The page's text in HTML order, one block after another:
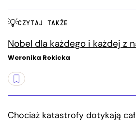
CZYTAJ TAKŻE
Nobel dla każdego i każdej z
Weronika Rokicka
Chociaż katastrofy dotykają